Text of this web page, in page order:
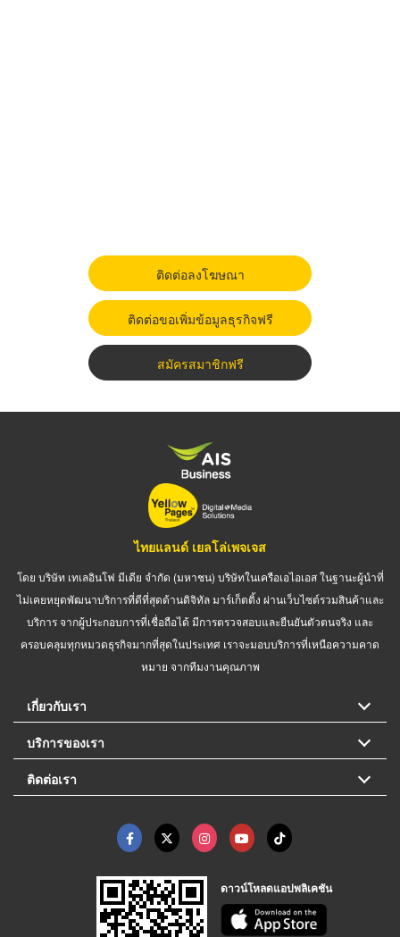
ติดต่อลงโฆษณา
ติดต่อขอเพิ่มข้อมูลธุรกิจฟรี
สมัครสมาชิกฟรี
ไทยแลนด์ เยลโล่เพจเจส
โดย บริษัท เทเลอินโฟ มีเดีย จำกัด (มหาชน) บริษัทในเครือเอไอเอส ในฐานะผู้นำที่
ไม่เคยหยุดพัฒนาบริการที่ดีที่สุดด้านดิจิทัล มาร์เก็ตติ้ง ผ่านเว็บไซต์รวมสินค้าและ
บริการ จากผู้ประกอบการที่เชื่อถือได้ มีการตรวจสอบและยืนยันตัวตนจริง และ
ครอบคลุมทุกหมวดธุรกิจมากที่สุดในประเทศ เราจะมอบบริการที่เหนือความคาด
หมาย จากทีมงานคุณภาพ
เกี่ยวกับเรา
บริการของเรา
ติดต่อเรา
ดาวน์โหลดแอปพลิเคชัน